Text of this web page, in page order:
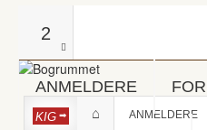
2
ANMELDERE
KIG ANMELDERE